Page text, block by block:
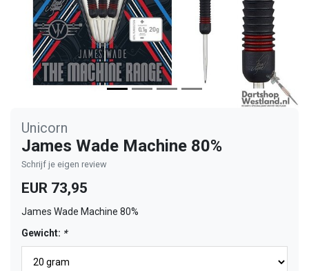
Unicorn
James Wade Machine 80%
Schrijf je eigen review
EUR 73,95
James Wade Machine 80%
Gewicht: *